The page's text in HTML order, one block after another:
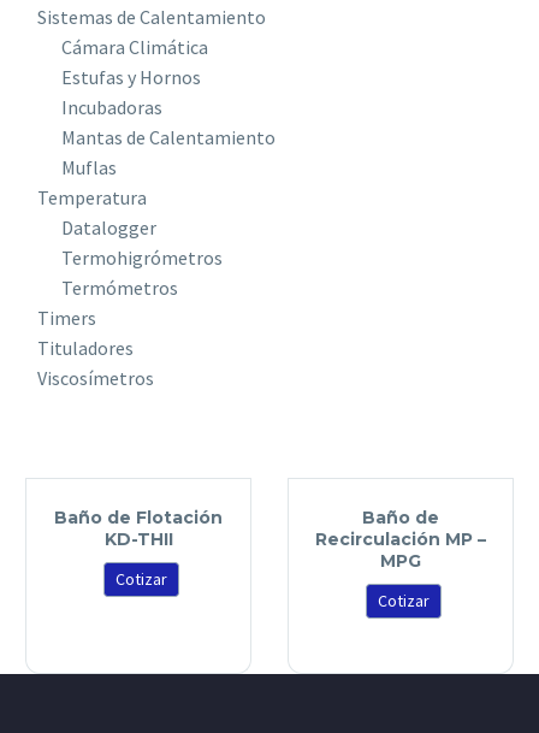
Sistemas de Calentamiento
Cámara Climática
Estufas y Hornos
Incubadoras
Mantas de Calentamiento
Muflas
Temperatura
Datalogger
Termohigrómetros
Termómetros
Timers
Tituladores
Viscosímetros
Baño de Flotación
KD-THII
Cotizar
Baño de
Recirculación MP –
MPG
Cotizar